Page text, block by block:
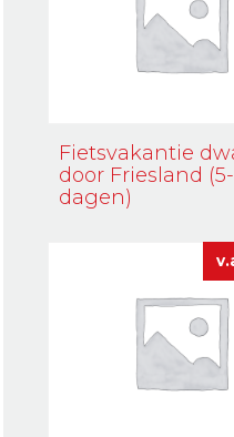
Fietsvakantie
door Friesland (5-
dagen)